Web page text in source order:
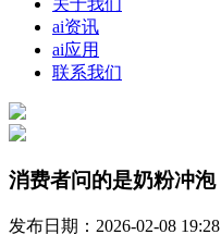
关于我们
ai资讯
ai应用
联系我们
消费者问的是奶粉冲泡
发布日期：2026-02-08 19:28